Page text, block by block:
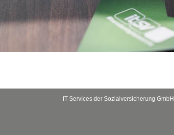
IT-Services der Sozialversicherung GmbH